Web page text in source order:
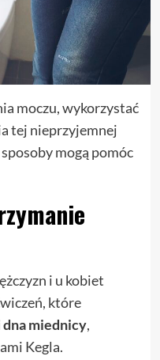
moczu, wykorzystać
tej nieprzyjemnej
mogą pomóc
i u kobiet
które
miednicy,
Kegla.